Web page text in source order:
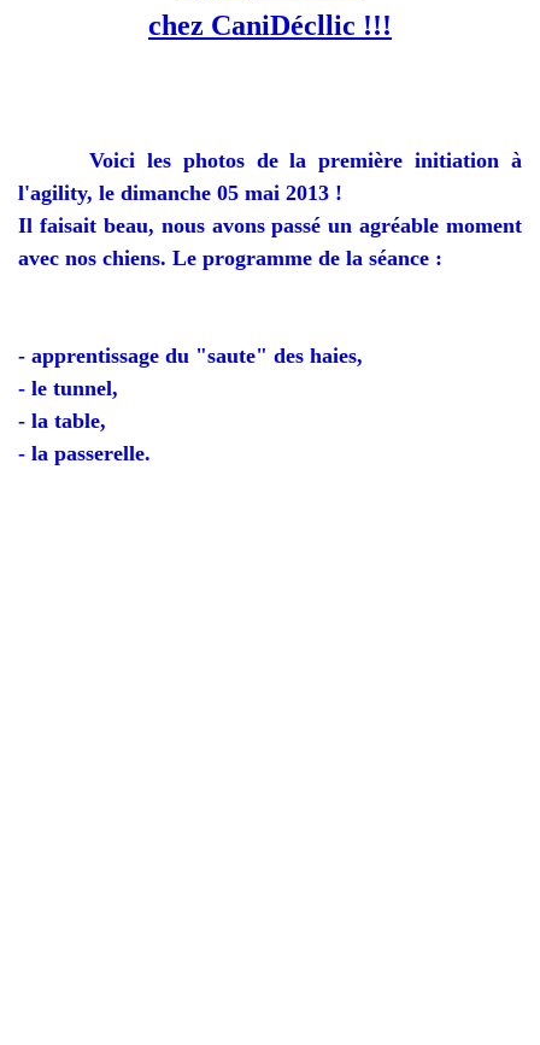
chez CaniDécllic !!!
Voici les photos de la première initiation à
l'agility, le dimanche 05 mai 2013 !
Il faisait beau, nous avons passé un agréable moment
avec nos chiens. Le programme de la séance :
- apprentissage du "saute" des haies,
- le tunnel,
- la table,
- la passerelle.